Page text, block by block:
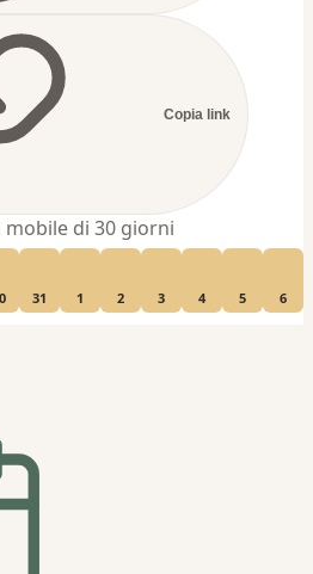
Copia link
di 30 giorni
31 1 2 3 4 5 6